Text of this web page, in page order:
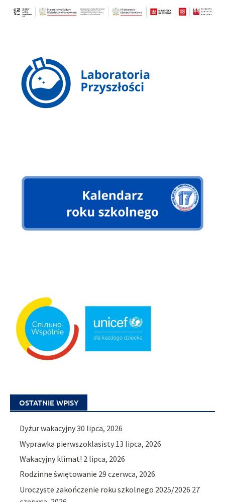
OSTATNIE WPISY
Dyżur wakacyjny30 lipca, 2026
Wyprawka pierwszoklasisty 13 lipca, 2026
Wakacyjny klimat! 2 lipca, 2026
Rodzinne świętowanie 29 czerwca, 2026
Uroczyste zakończenie roku szkolnego 2025/2026 27